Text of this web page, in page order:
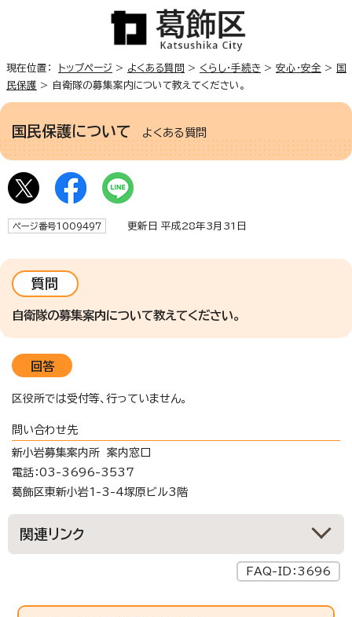
現在位置： トップページ > よくある質問 > くらし・手続き > 安心・安全 > 国
民保護 > 自衛隊の募集案内について教えてください。
国民保護について よくある質問
ページ番号1009497 更新日 平成28年3月31日
質問
自衛隊の募集案内について教えてください。
回答
区役所では受付等、行っていません。
問い合わせ先
新小岩募集案内所 案内窓口
電話：03-3696-3537
葛飾区東新小岩1-3-4塚原ビル3階
関連リンク
FAQ-ID：3696